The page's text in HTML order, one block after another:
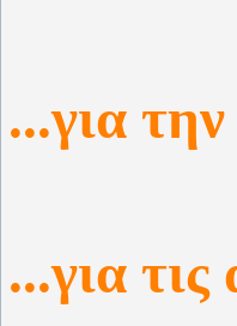
...για
...για